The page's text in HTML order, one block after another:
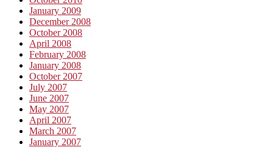
January 2009
December 2008
October 2008
April 2008
February 2008
January 2008
October 2007
July 2007
June 2007
May 2007
April 2007
March 2007
January 2007